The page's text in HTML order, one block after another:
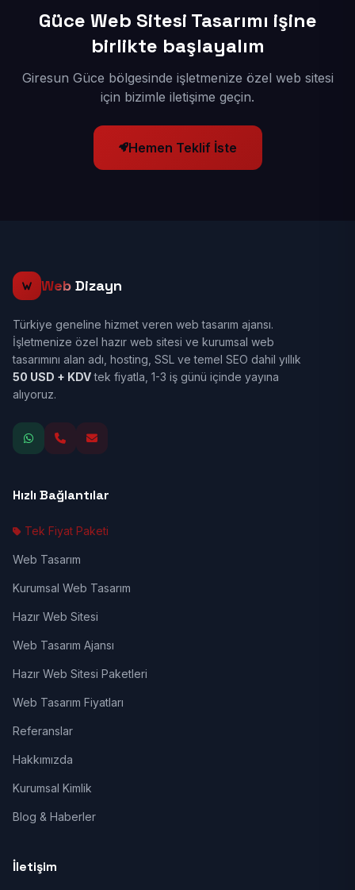
Güce Web Sitesi Tasarımı işine
birlikte başlayalım
Giresun Güce bölgesinde işletmenize özel web sitesi
için bizimle iletişime geçin.
Hemen Teklif İste
Web Dizayn
Türkiye geneline hizmet veren web tasarım ajansı.
İşletmenize özel hazır web sitesi ve kurumsal web
tasarımını alan adı, hosting, SSL ve temel SEO dahil yıllık
50 USD + KDVtek fiyatla, 1-3 iş günü içinde yayına
alıyoruz.
Hızlı Bağlantılar
Tek Fiyat Paketi
Web Tasarım
Kurumsal Web Tasarım
Hazır Web Sitesi
Web Tasarım Ajansı
Hazır Web Sitesi Paketleri
Web Tasarım Fiyatları
Referanslar
Hakkımızda
Kurumsal Kimlik
Blog & Haberler
İletişim